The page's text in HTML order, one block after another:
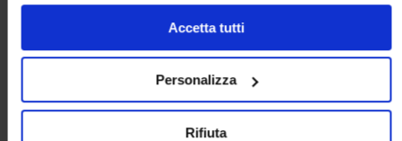
solo i cookie necessari.
Accetta tutti
Personalizza
Rifiuta